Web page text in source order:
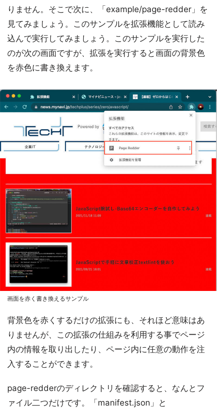
りません。そこで次に、「example/page-redder」を
見てみましょう。このサンプルを拡張機能として読み
込んで実行してみましょう。このサンプルを実行した
のが次の画面ですが、拡張を実行すると画面の背景色
を赤色に書き換えます。
画面を赤く書き換えるサンプル
背景色を赤くするだけの拡張にも、それほど意味はあ
りませんが、この拡張の仕組みを利用する事でページ
内の情報を取り出したり、ページ内に任意の動作を注
入することができます。
page-redderのディレクトリを確認すると、なんとフ
ァイル二つだけです。「manifest.json」と